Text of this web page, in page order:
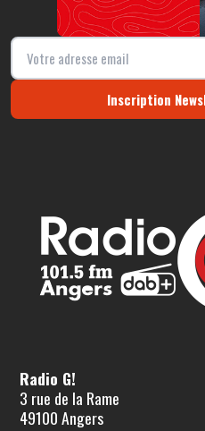
Inscription
Radio G!
3 rue de la Rame
49100 Angers